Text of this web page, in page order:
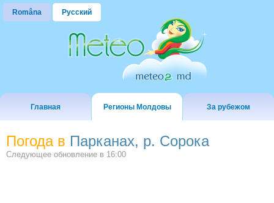
Româna Русский
Главная Регионы Молдовы За рубежом
Погода в Парканах, р. Сорока
Следующее обновление в 16:00